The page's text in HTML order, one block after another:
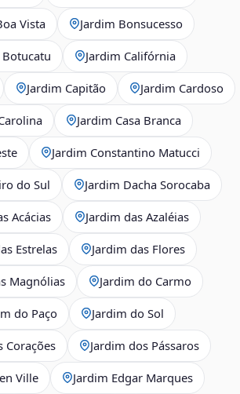
Vista Jardim Bonsucesso
Botucatu Jardim Califórnia
Jardim Capitão Jardim Cardoso
Jardim Casa Branca
Jardim Constantino Matucci
do Sul Jardim Dacha Sorocaba
Acácias Jardim das Azaléias
Estrelas Jardim das Flores
Magnólias Jardim do Carmo
do Paço Jardim do Sol
Corações Jardim dos Pássaros
Ville Jardim Edgar Marques